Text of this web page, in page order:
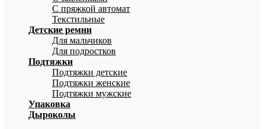
С пряжкой автомат
Текстильные
Детские ремни
Для мальчиков
Для подростков
Подтяжки
Подтяжки детские
Подтяжки женские
Подтяжки мужские
Упаковка
Дыроколы